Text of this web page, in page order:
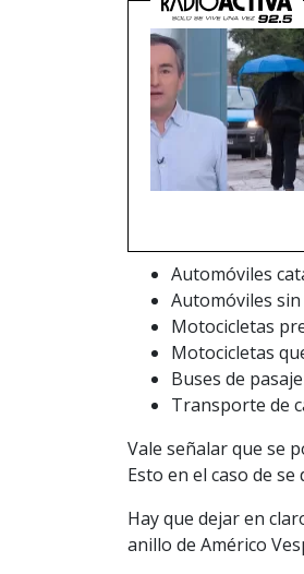
Automóviles
Automóviles sin
Motocicletas
Motocicletas
Buses de
Transporte de
Vale señalar que se
Esto en el caso de se
Hay que dejar en
anillo de Américo